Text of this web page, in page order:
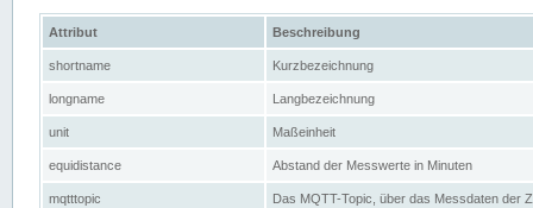
Attribut Beschreibung
shortname Kurzbezeichnung
longname Langbezeichnung
unit Maßeinheit
equidistance Abstand der Messwerte in Minuten
mqtttopic Das MQTT-Topic, über das Messdaten der